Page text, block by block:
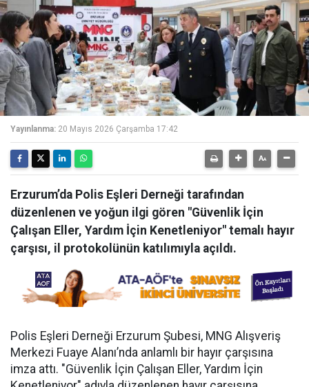
Yayınlanma: 20 Mayıs 2026 Çarşamba 17:42
Erzurum’da Polis Eşleri Derneği tarafından
düzenlenen ve yoğun ilgi gören "Güvenlik İçin
Çalışan Eller, Yardım İçin Kenetleniyor" temalı hayır
çarşısı, il protokolünün katılımıyla açıldı.
Polis Eşleri Derneği Erzurum Şubesi, MNG Alışveriş
Merkezi Fuaye Alanı’nda anlamlı bir hayır çarşısına
imza attı. "Güvenlik İçin Çalışan Eller, Yardım İçin